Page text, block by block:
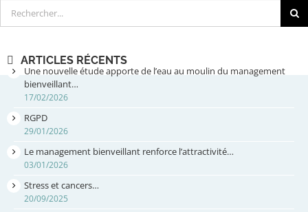
Rechercher
ARTICLES RÉCENTS
Une nouvelle étude apporte de l’eau au moulin du management
bienveillant…
17/02/2026
RGPD
29/01/2026
Le management bienveillant renforce l’attractivité…
03/01/2026
Stress et cancers…
20/09/2025